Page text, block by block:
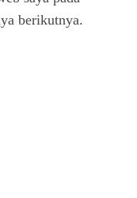
berikutnya.